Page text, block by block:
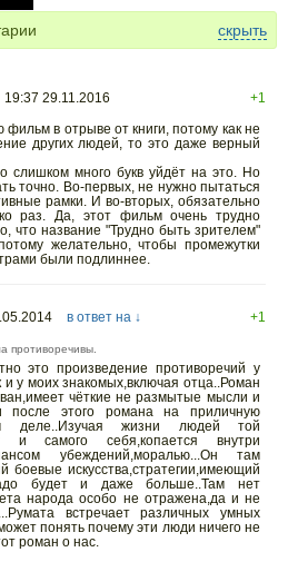
скрыть
19:37 29.11.2016
+1
в отрыве от книги, потому как не
других людей, то это даже верный
слишком много букв уйдёт на это. Но
точно. Во-первых, не нужно пытаться
рамки. И во-вторых, обязательно
раз. Да, этот фильм очень трудно
что название "Трудно быть зрителем"
желательно, чтобы промежутки
были подлиннее.
в ответ на ↓ +1
противоречивы.
это произведение противоречий у
у моих знакомых,включая отца..Роман
чёткие не размытые мысли и
после этого романа на приличную
деле..Изучая жизни людей той
и самого себя,копается внутри
убеждений,моралью...Он там
боевые искусства,стратегии,имеющий
будет и даже больше..Там нет
народа особо не отражена,да и не
встречает различных умных
понять почему эти люди ничего не
роман о нас.